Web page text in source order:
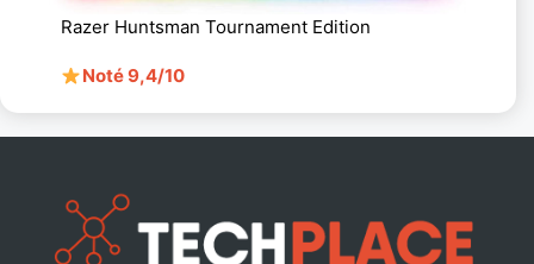
Razer Huntsman Tournament Edition
Noté 9,4/10